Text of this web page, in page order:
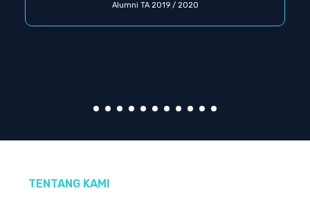
Alumni TA 2019 / 2020
TENTANG KAMI